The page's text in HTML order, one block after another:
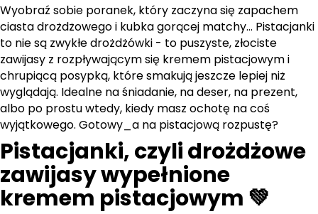
Wyobraź sobie poranek, który zaczyna się zapachem
ciasta drożdżowego i kubka gorącej matchy... Pistacjanki
to nie są zwykłe drożdżówki - to puszyste, złociste
zawijasy z rozpływającym się kremem pistacjowym i
chrupiącą posypką, które smakują jeszcze lepiej niż
wyglądają. Idealne na śniadanie, na deser, na prezent,
albo po prostu wtedy, kiedy masz ochotę na coś
wyjątkowego. Gotowy_a na pistacjową rozpustę?
Pistacjanki, czyli drożdżowe
zawijasy wypełnione
kremem pistacjowym 💚